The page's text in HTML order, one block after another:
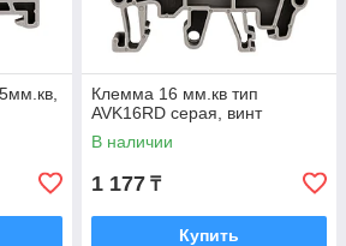
Клемма 16 мм.кв тип
AVK16RD серая, винт
В наличии
1 177 ₸
Купить